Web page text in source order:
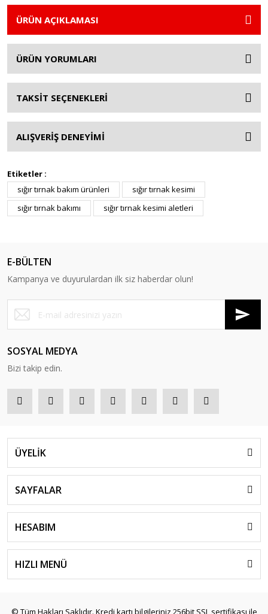
ÜRÜN AÇIKLAMASI
ÜRÜN YORUMLARI
TAKSİT SEÇENEKLERİ
ALIŞVERİŞ DENEYİMİ
Etiketler :
sığır tırnak bakım ürünleri
sığır tırnak kesimi
sığır tırnak bakımı
sığır tırnak kesimi aletleri
E-BÜLTEN
Kampanya ve duyurulardan ilk siz haberdar olun!
SOSYAL MEDYA
Bizi takip edin.
ÜYELİK
SAYFALAR
HESABIM
HIZLI MENÜ
© Tüm Hakları Saklıdır. Kredi kartı bilgileriniz 256bit SSL sertifikası ile